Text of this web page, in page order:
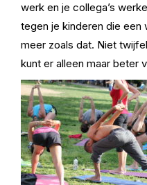
werk en je collega’s
tegen je kinderen die een
meer zoals dat. Niet
kunt er alleen maar beter